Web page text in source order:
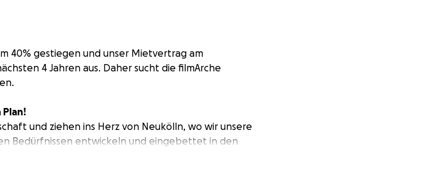
40% gestiegen und unser Mietvertrag am
4 Jahren aus. Daher sucht die filmArche
und ziehen ins Herz von Neukölln, wo wir unsere
Bedürfnissen entwickeln und eingebettet in den